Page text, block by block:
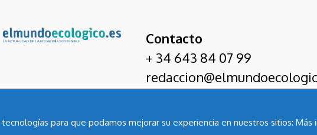
Contacto
+ 34 643 84 07 99
para que podamos mejorar su experiencia en nuestros sitios: Más